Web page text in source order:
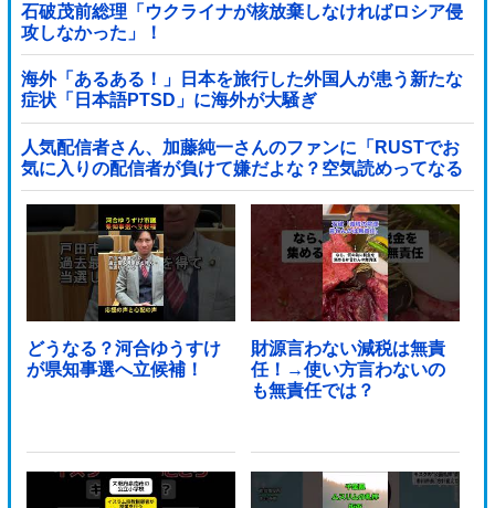
石破茂前総理「ウクライナが核放棄しなければロシア侵
攻しなかった」！
海外「あるある！」日本を旅行した外国人が患う新たな
症状「日本語PTSD」に海外が大騒ぎ
人気配信者さん、加藤純一さんのファンに「RUSTでお
気に入りの配信者が負けて嫌だよな？空気読めってなる
よな？その結果がVCR。お前らVCR向いてるよ」→大炎
上他
どうなる？河合ゆうすけ
が県知事選へ立候補！
財源言わない減税は無責
任！→使い方言わないの
も無責任では？